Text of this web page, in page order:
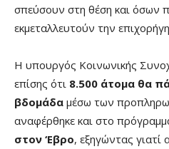
σπεύσουν στη θέση και όσων
εκμεταλλευτούν την
Η υπουργός Κοινωνικής
επίσης ότι 8.500 άτομα θα
βδομάδα μέσω των
αναφέρθηκε και στο
στον ‘Εβρο, εξηγώντας γιατί